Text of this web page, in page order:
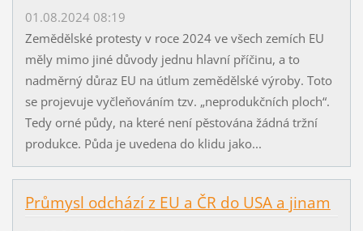
01.08.2024 08:19
Zemědělské protesty v roce 2024 ve všech zemích EU
měly mimo jiné důvody jednu hlavní příčinu, a to
nadměrný důraz EU na útlum zemědělské výroby. Toto
se projevuje vyčleňováním tzv. „neprodukčních ploch“.
Tedy orné půdy, na které není pěstována žádná tržní
produkce. Půda je uvedena do klidu jako...
Průmysl odchází z EU a ČR do USA a jinam